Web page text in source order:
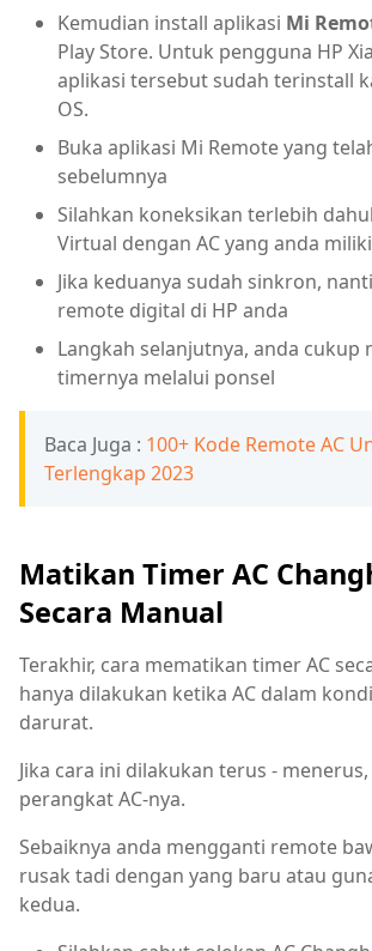
Kemudian install aplikasi Mi
Play Store. Untuk pengguna HP
aplikasi tersebut sudah terinstall
OS.
Buka aplikasi Mi Remote yang
sebelumnya
Silahkan koneksikan terlebih
Virtual dengan AC yang anda
Jika keduanya sudah sinkron,
remote digital di HP anda
Langkah selanjutnya, anda cukup
timernya melalui ponsel
Baca Juga : 100+ Kode Remote AC
Terlengkap 2023
Matikan Timer AC
Secara Manual
Terakhir, cara mematikan timer AC
hanya dilakukan ketika AC dalam
darurat.
Jika cara ini dilakukan terus -
perangkat AC-nya.
Sebaiknya anda mengganti remote
rusak tadi dengan yang baru atau
kedua.